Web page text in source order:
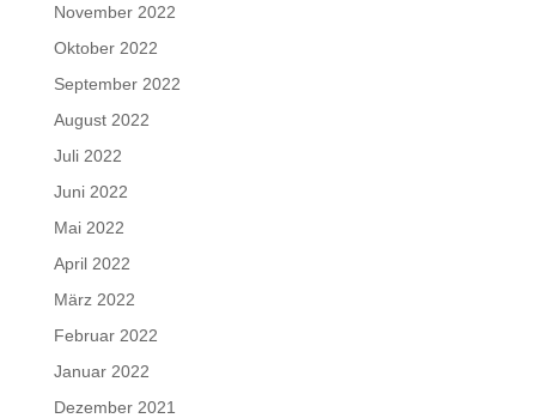
November 2022
Oktober 2022
September 2022
August 2022
Juli 2022
Juni 2022
Mai 2022
April 2022
März 2022
Februar 2022
Januar 2022
Dezember 2021